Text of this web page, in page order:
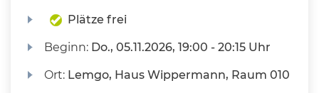
Plätze frei
Beginn: Do., 05.11.2026, 19:00 - 20:15 Uhr
Ort: Lemgo, Haus Wippermann, Raum 010